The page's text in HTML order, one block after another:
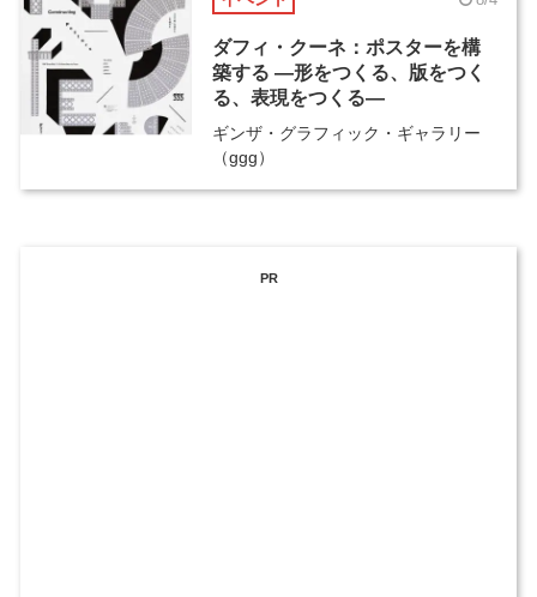
ダフィ・クーネ：ポスターを構
築する ―形をつくる、版をつく
る、表現をつくる―
ギンザ・グラフィック・ギャラリー
（ggg）
PR